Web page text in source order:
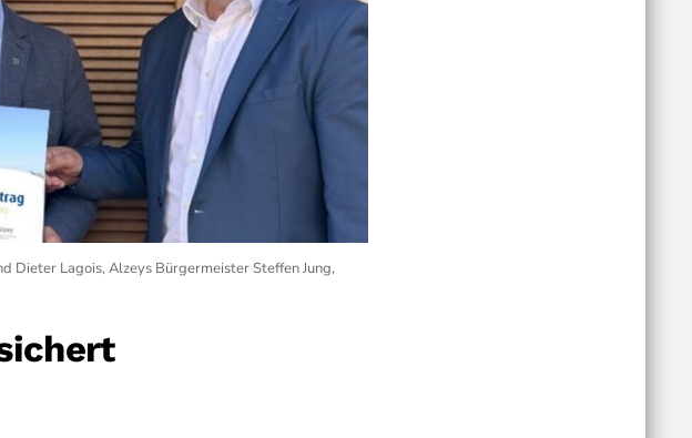
Dieter Lagois, Alzeys Bürgermeister Steffen Jung,